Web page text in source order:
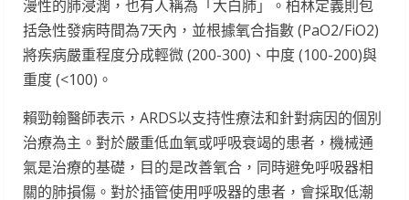
漫性的肺浸潤，也有人稱為「大白肺」。柏林定義則包
括急性發病時間為7天內，並根據氧合指數 (PaO2/FiO2)
將疾病嚴重程度分成輕微 (200-300)、中度 (100-200)與
重度 (<100)。
賴勁翰醫師表示，ARDS以支持性療法和針對病因的個別
治療為主。對於嚴重低血氧或呼吸衰竭的患者，機械通
氣是治療的基礎，目的是改善氧合，同時避免呼吸器相
關的肺損傷。對於插管使用呼吸器的患者，會採取低潮